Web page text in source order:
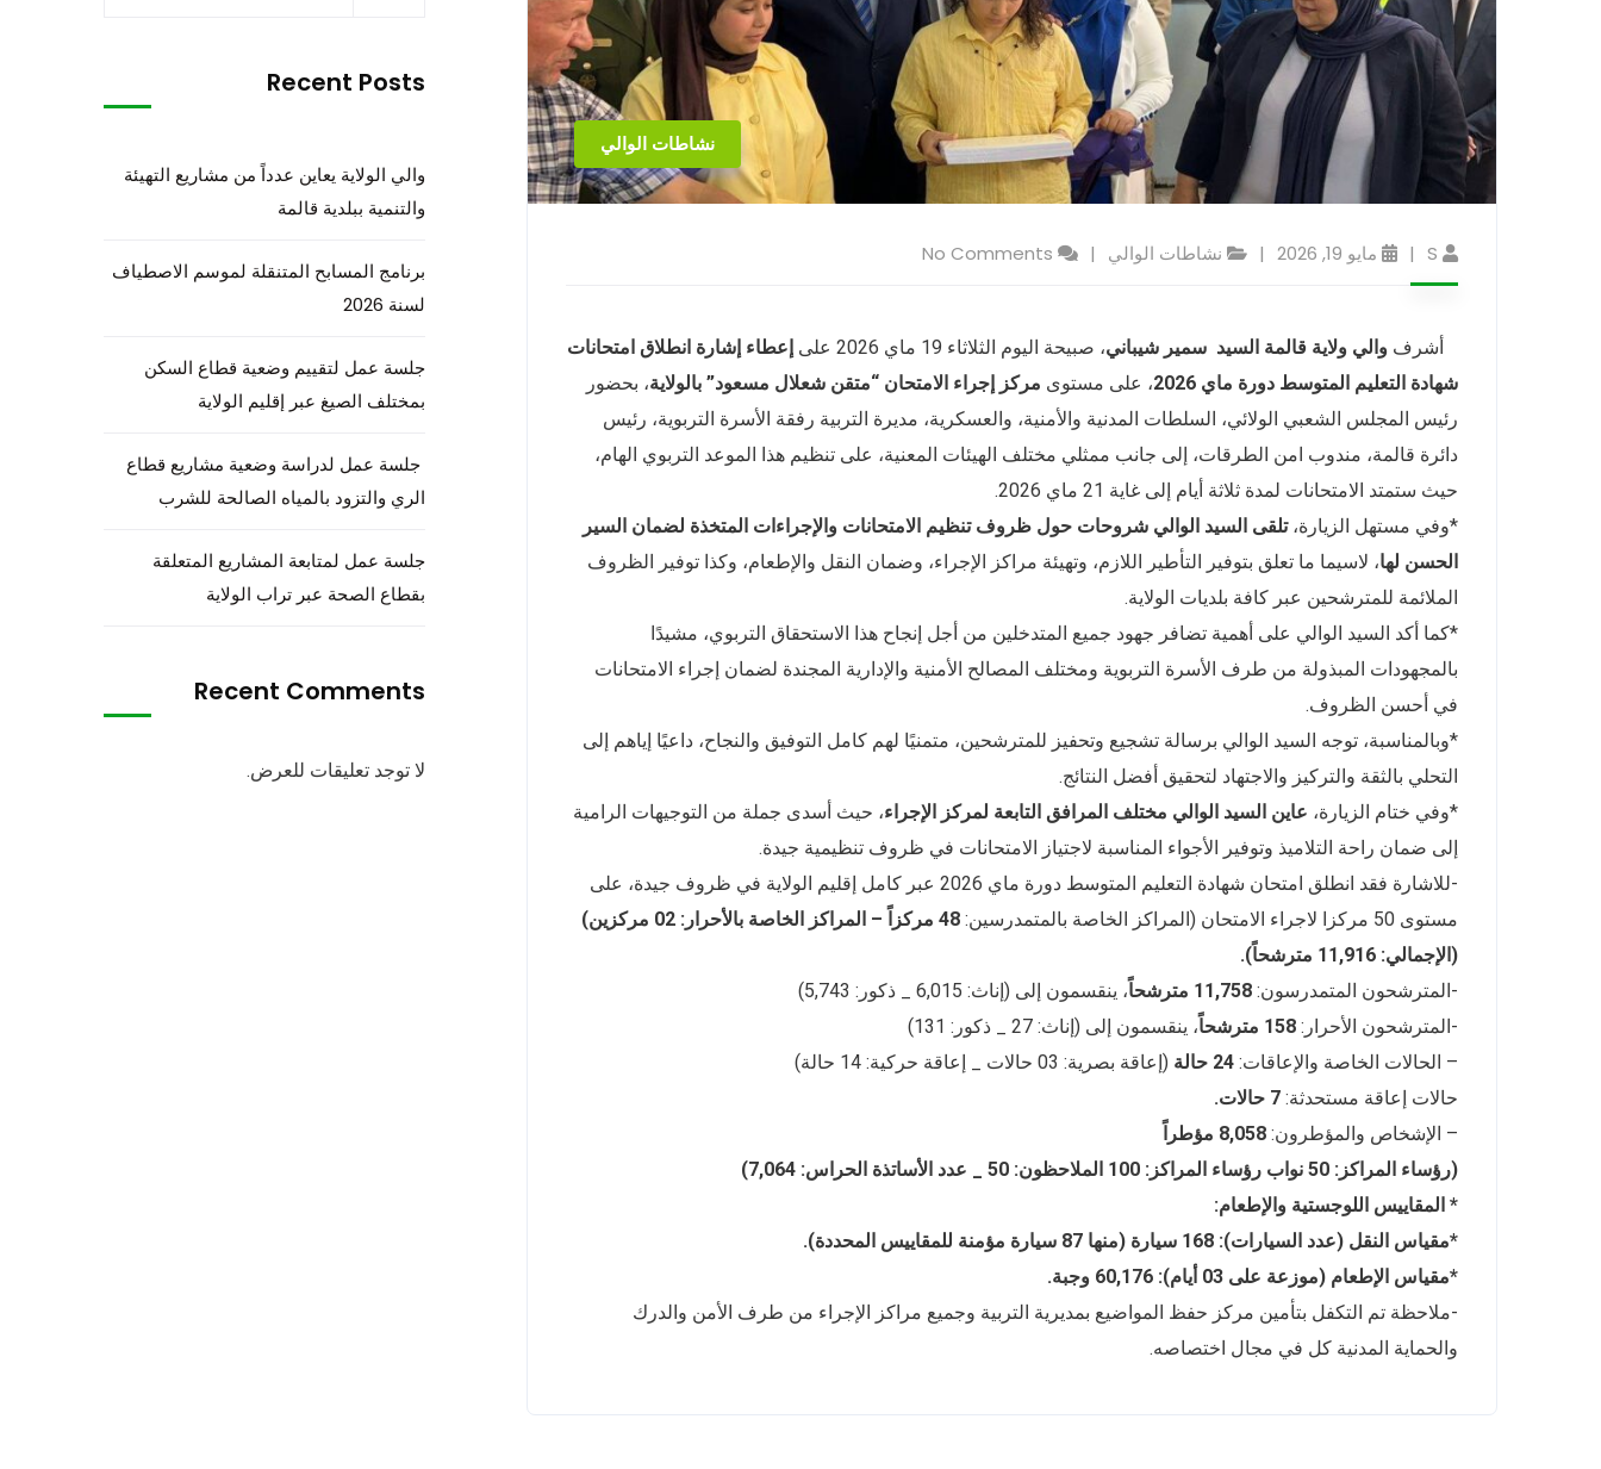
نشاطات الوالي
S مايو 19, 2026 نشاطات الوالي No Comments
أشرف والي ولاية قالمة السيد سمير شيباني، صبيحة اليوم الثلاثاء 19 ماي 2026 على
إعطاء إشارة انطلاق امتحانات
شهادة التعليم المتوسط دورة ماي 2026
، على مستوى مركز إجراء الامتحان “متقن شعلال مسعود” بالولاية، بحضور
رئيس المجلس الشعبي الولائي، السلطات المدنية والأمنية، والعسكرية، مديرة التربية رفقة الأسرة التربوية، رئيس
دائرة قالمة، مندوب امن الطرقات، إلى جانب ممثلي مختلف الهيئات المعنية، على تنظيم هذا الموعد التربوي الهام،
حيث ستمتد الامتحانات لمدة ثلاثة أيام إلى غاية 21 ماي 2026.
*وفي مستهل الزيارة،تلقى السيد الوالي شروحات حول ظروف تنظيم الامتحانات والإجراءات المتخذة لضمان السير
الحسن لها، لاسيما ما تعلق بتوفير التأطير اللازم، وتهيئة مراكز الإجراء، وضمان النقل والإطعام، وكذا توفير الظروف
الملائمة للمترشحين عبر كافة بلديات الولاية.
*كما أكد السيد الوالي على أهمية تضافر جهود جميع المتدخلين من أجل إنجاح هذا الاستحقاق التربوي، مشيدًا
بالمجهودات المبذولة من طرف الأسرة التربوية ومختلف المصالح الأمنية والإدارية المجندة لضمان إجراء الامتحانات
في أحسن الظروف.
*وبالمناسبة، توجه السيد الوالي برسالة تشجيع وتحفيز للمترشحين، متمنيًا لهم كامل التوفيق والنجاح، داعيًا إياهم إلى
التحلي بالثقة والتركيز والاجتهاد لتحقيق أفضل النتائج.
*وفي ختام الزيارة، عاين السيد الوالي مختلف المرافق التابعة لمركز الإجراء، حيث أسدى جملة من التوجيهات الرامية
إلى ضمان راحة التلاميذ وتوفير الأجواء المناسبة لاجتياز الامتحانات في ظروف تنظيمية جيدة.
-للاشارة فقد انطلق امتحان شهادة التعليم المتوسط دورة ماي 2026 عبر كامل إقليم الولاية في ظروف جيدة، على
مستوى 50 مركزا لاجراء الامتحان (المراكز الخاصة بالمتمدرسين:
48 مركزاً – المراكز الخاصة بالأحرار: 02 مركزين)
(الإجمالي: 11,916 مترشحاً).
-المترشحون المتمدرسون: 11,758 مترشحاً
، ينقسمون إلى (إناث: 6,015 _ ذكور: 5,743)
-المترشحون الأحرار: 158 مترشحاً، ينقسمون إلى (إناث: 27 _ ذكور: 131)
– الحالات الخاصة والإعاقات: 24 حالة
(إعاقة بصرية: 03 حالات _ إعاقة حركية: 14 حالة)
حالات إعاقة مستحدثة: 7 حالات.
– الإشخاص والمؤطرون: 8,058 مؤطراً
(رؤساء المراكز: 50 نواب رؤساء المراكز: 100 الملاحظون: 50 _ عدد الأساتذة الحراس: 7,064)
* المقاييس اللوجستية والإطعام:
*مقياس النقل (عدد السيارات): 168 سيارة (منها 87 سيارة مؤمنة للمقاييس المحددة).
*مقياس الإطعام (موزعة على 03 أيام): 60,176 وجبة.
-ملاحظة تم التكفل بتأمين مركز حفظ المواضيع بمديرية التربية وجميع مراكز الإجراء من طرف الأمن والدرك
والحماية المدنية كل في مجال اختصاصه.
Recent Posts
والي الولاية يعاين عدداً من مشاريع التهيئة
والتنمية ببلدية قالمة
برنامج المسابح المتنقلة لموسم الاصطياف
لسنة 2026
جلسة عمل لتقييم وضعية قطاع السكن
بمختلف الصيغ عبر إقليم الولاية
جلسة عمل لدراسة وضعية مشاريع قطاع
الري والتزود بالمياه الصالحة للشرب
جلسة عمل لمتابعة المشاريع المتعلقة
بقطاع الصحة عبر تراب الولاية
Recent Comments
لا توجد تعليقات للعرض.